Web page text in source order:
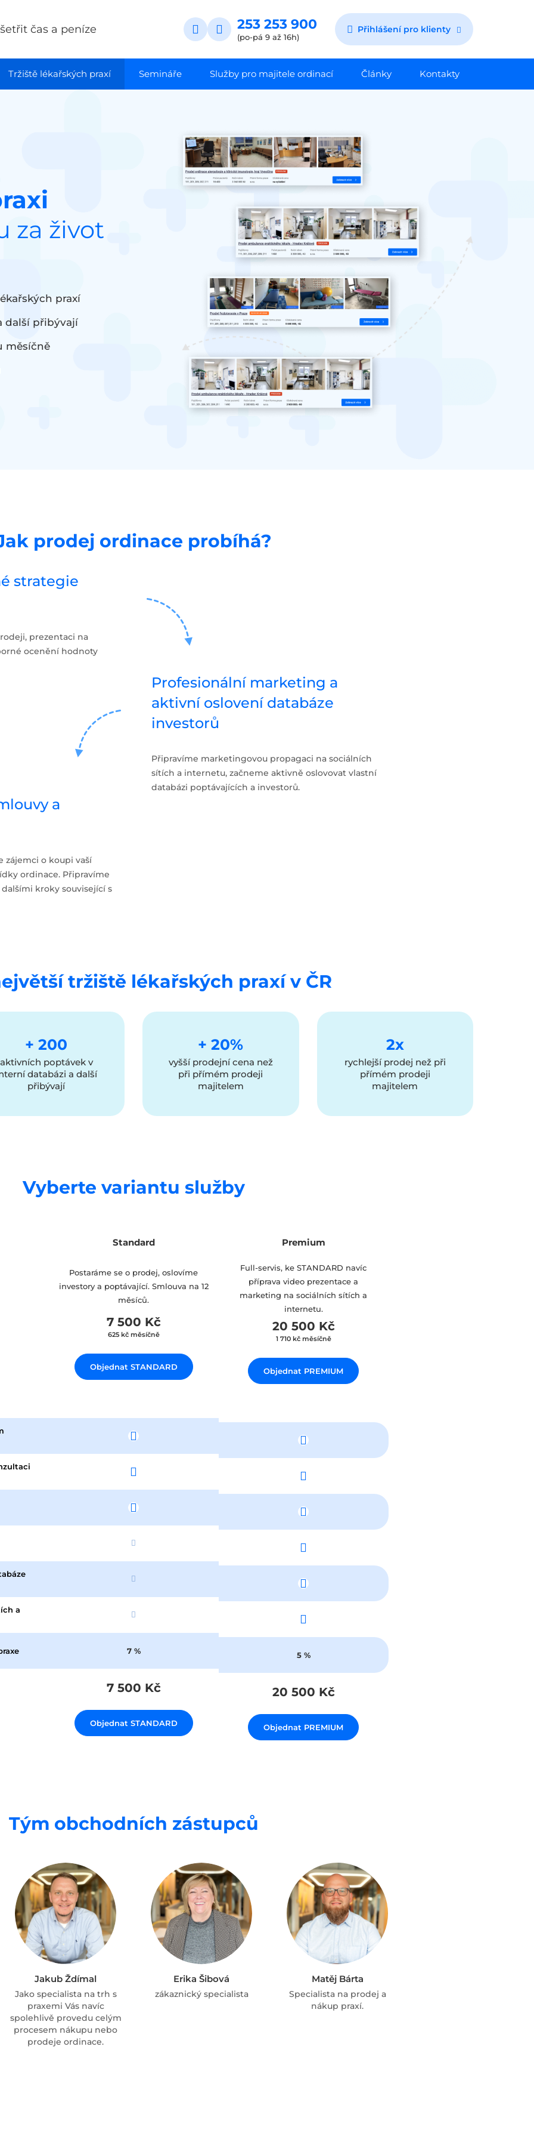
čas a peníze 253 253 900
(po-pá 9 až 16h)
Přihlášení pro klienty
Tržiště lékařských praxí Semináře Služby pro majitele ordinací Články Kontakty
za život
praxí
další přibývají
měsíčně
prodej ordinace probíhá?
strategie
prezentaci na
ocenění hodnoty
Profesionální marketing a
aktivní oslovení databáze
investorů
Připravíme marketingovou propagaci na sociálních
sítích a internetu, začneme aktivně oslovovat vlastní
databázi poptávajících a investorů.
a
zájemci o koupi vaší
ordinace. Připravíme
kroky související s
tržiště lékařských praxí v ČR
+ 200
aktivních poptávek v
databázi a další
přibývají
+ 20%
vyšší prodejní cena než
při přímém prodeji
majitelem
2x
rychlejší prodej než při
přímém prodeji
majitelem
Vyberte variantu služby
a
Standard
Postaráme se o prodej, oslovíme
investory a poptávající. Smlouva na 12
měsíců.
7 500 Kč
625 kč měsíčně
Objednat STANDARD
7 %
7 500 Kč
Objednat STANDARD
Premium
Full-servis, ke STANDARD navíc
příprava video prezentace a
marketing na sociálních sítích a
internetu.
20 500 Kč
1 710 kč měsíčně
Objednat PREMIUM
5 %
20 500 Kč
Objednat PREMIUM
Tým obchodních zástupců
Jakub Ždímal
Jako specialista na trh s
praxemi Vás navíc
spolehlivě provedu celým
procesem nákupu nebo
prodeje ordinace.
Erika Šibová
zákaznický specialista
Matěj Bárta
Specialista na prodej a
nákup praxí.